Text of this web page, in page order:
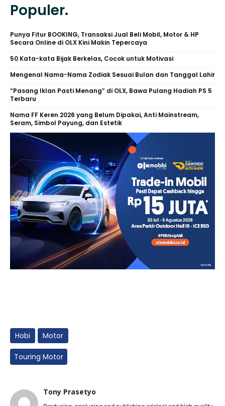
Populer.
Punya Fitur BOOKING, Transaksi Jual Beli Mobil, Motor & HP
Secara Online di OLX Kini Makin Tepercaya
50 Kata-kata Bijak Berkelas, Cocok untuk Motivasi
Mengenal Nama-Nama Zodiak Sesuai Bulan dan Tanggal Lahir
“Pasang Iklan Pasti Menang” di OLX, Bawa Pulang Hadiah PS 5
Terbaru
Nama FF Keren 2026 yang Belum Dipakai, Anti Mainstream,
Seram, Simbol Payung, dan Estetik
Hobi Motor
Touring Motor
Tony Prasetyo